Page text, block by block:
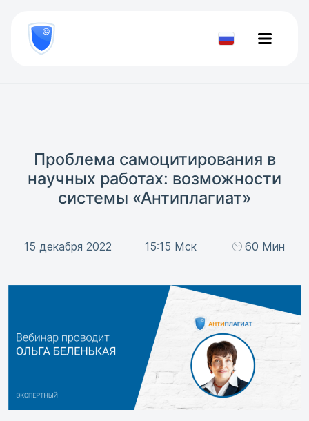
800
777-
81-Проверить
Проблема самоцитирования в
научных работах: возможности
системы «Антиплагиат»
15 декабря 2022 15:15 Мск 60 Мин